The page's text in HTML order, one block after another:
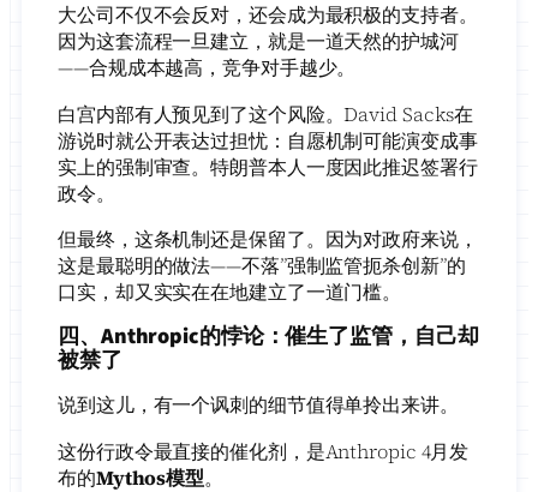
大公司不仅不会反对，还会成为最积极的支持者。
因为这套流程一旦建立，就是一道天然的护城河
——合规成本越高，竞争对手越少。
白宫内部有人预见到了这个风险。David Sacks在
游说时就公开表达过担忧：自愿机制可能演变成事
实上的强制审查。特朗普本人一度因此推迟签署行
政令。
但最终，这条机制还是保留了。因为对政府来说，
这是最聪明的做法——不落”强制监管扼杀创新”的
口实，却又实实在在地建立了一道门槛。
四、Anthropic的悖论：催生了监管，自己却
被禁了
说到这儿，有一个讽刺的细节值得单拎出来讲。
这份行政令最直接的催化剂，是Anthropic 4月发
布的Mythos模型。